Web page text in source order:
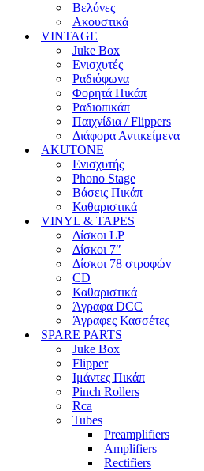
Βελόνες
Ακουστικά
VINTAGE
Juke Box
Ενισχυτές
Ραδιόφωνα
Φορητά Πικάπ
Ραδιοπικάπ
Παιχνίδια / Flippers
Διάφορα Αντικείμενα
AKUTONE
Ενισχυτής
Phono Stage
Βάσεις Πικάπ
Καθαριστικά
VINYL & TAPES
Δίσκοι LP
Δίσκοι 7″
Δίσκοι 78 στροφών
CD
Καθαριστικά
Άγραφα DCC
Άγραφες Κασσέτες
SPARE PARTS
Juke Box
Flipper
Ιμάντες Πικάπ
Pinch Rollers
Rca
Tubes
Preamplifiers
Amplifiers
Rectifiers